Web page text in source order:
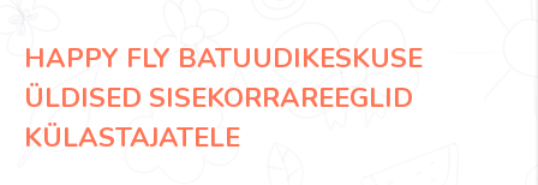
HAPPY FLY BATUUDIKESKUSE
ÜLDISED SISEKORRAREEGLID
KÜLASTAJATELE